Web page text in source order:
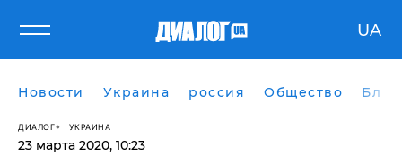
UA
Новости Украина россия Общество
ДИАЛОГ УКРАИНА
23 марта 2020, 10:23